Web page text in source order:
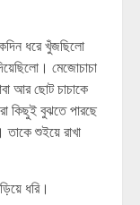
ধরে খুঁজছিলো
মেজোচাচা
আর ছোট চাচাকে
কিছুই বুঝতে পারছে
শুইয়ে রাখা
ধরি।